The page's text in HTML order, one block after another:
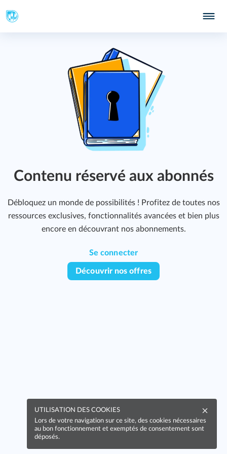
Contenu réservé aux abonnés
Débloquez un monde de possibilités ! Profitez de toutes nos
ressources exclusives, fonctionnalités avancées et bien plus
encore en découvrant nos abonnements.
Se connecter
Découvrir nos offres
UTILISATION DES COOKIES
Lors de votre navigation sur ce site, des cookies nécessaires
au bon fonctionnement et exemptés de consentement sont
déposés.